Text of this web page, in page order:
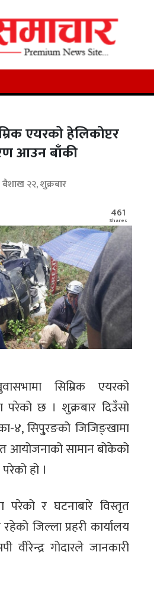
एयरको हेलिकोप्टर
आउन बाँकी
२२, शुक्रबार
461
Shares
सिम्रिक एयरको
परेको छ । शुक्रबार दिउँसो
४, सिपु्रङको जिजिङ्खामा
आयोजनाको सामान बोकेको
हो ।
परेको र घटनाबारे विस्तृत
जिल्ला प्रहरी कार्यालय
वीरेन्द्र गोदारले जानकारी